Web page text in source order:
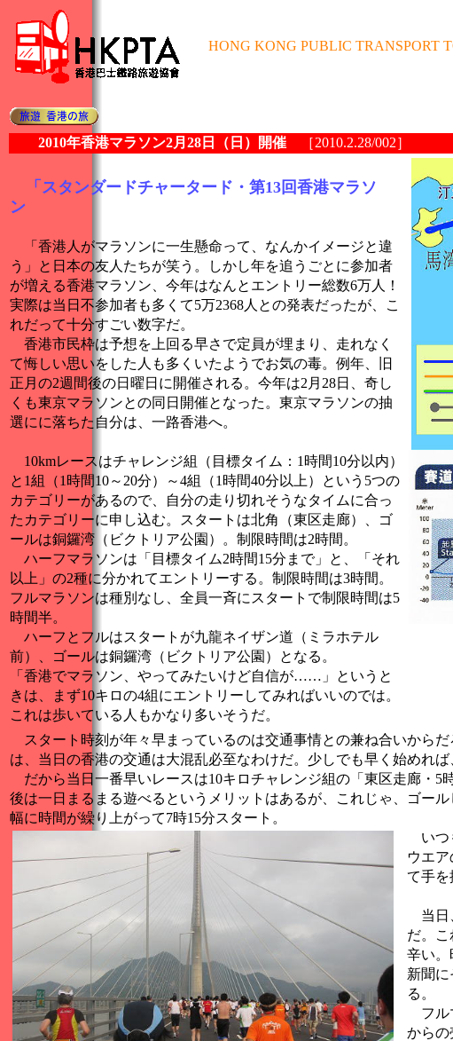
HONG KONG PUBLIC TRANSPORT
2010年香港マラソン2月28日（日）開催 ［2010.2.28/002］
「スタンダードチャータード・第13回香港マラソ
ン
「香港人がマラソンに一生懸命って、なんかイメージと違
う」と日本の友人たちが笑う。しかし年を追うごとに参加者
が増える香港マラソン、今年はなんとエントリー総数6万人！
実際は当日不参加者も多くて5万2368人との発表だったが、こ
れだって十分すごい数字だ。
香港市民枠は予想を上回る早さで定員が埋まり、走れなく
て悔しい思いをした人も多くいたようでお気の毒。例年、旧
正月の2週間後の日曜日に開催される。今年は2月28日、奇し
くも東京マラソンとの同日開催となった。東京マラソンの抽
選にに落ちた自分は、一路香港へ。
10kmレースはチャレンジ組（目標タイム：1時間10分以内）
と1組（1時間10～20分）～4組（1時間40分以上）という5つの
カテゴリーがあるので、自分の走り切れそうなタイムに合っ
たカテゴリーに申し込む。スタートは北角（東区走廊）、ゴ
ールは銅鑼湾（ビクトリア公園）。制限時間は2時間。
ハーフマラソンは「目標タイム2時間15分まで」と、「それ
以上」の2種に分かれてエントリーする。制限時間は3時間。
フルマラソンは種別なし、全員一斉にスタートで制限時間は5
時間半。
ハーフとフルはスタートが九龍ネイザン道（ミラホテル
前）、ゴールは銅鑼湾（ビクトリア公園）となる。
「香港でマラソン、やってみたいけど自信が……」というと
きは、まず10キロの4組にエントリーしてみればいいのでは。
これは歩いている人もかなり多いそうだ。
スタート時刻が年々早まっているのは交通事情との兼ね合いから
は、当日の香港の交通は大混乱必至なわけだ。少しでも早く始めれば
だから当日一番早いレースは10キロチャレンジ組の「東区走廊・5
後は一日まるまる遊べるというメリットはあるが、これじゃ、ゴ
幅に時間が繰り上がって7時15分スタート。
いつ
ウエ
て手を
当日
だ。
辛い。
新聞
る。
フル
からの